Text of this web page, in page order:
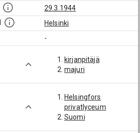
29.3.1944
Helsinki
-
kirjanpitäjä
majuri
Helsingfors
privatlyceum
Suomi